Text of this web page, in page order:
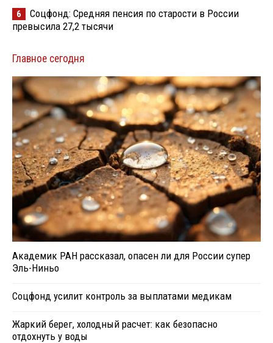
6
Соцфонд: Средняя пенсия по старости в России
превысила 27,2 тысячи
Главное сегодня
Академик РАН рассказал, опасен ли для России супер
Эль-Ниньо
Соцфонд усилит контроль за выплатами медикам
Жаркий берег, холодный расчет: как безопасно
отдохнуть у воды